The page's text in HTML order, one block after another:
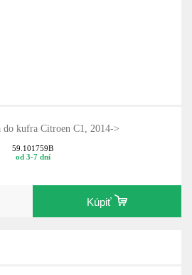
do kufra Citroen C1, 2014->
59.101759B
od 3-7 dní
Kúpiť